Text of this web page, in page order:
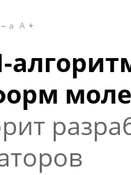
a A